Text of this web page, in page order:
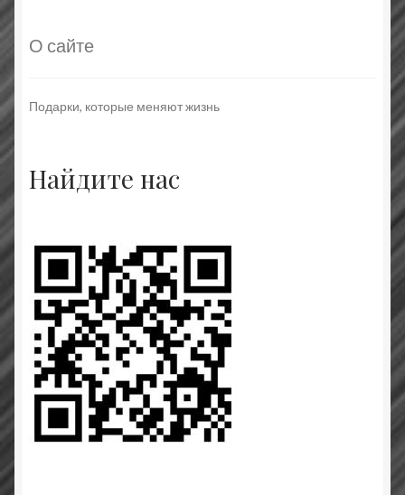
О сайте
Подарки, которые меняют жизнь
Найдите нас